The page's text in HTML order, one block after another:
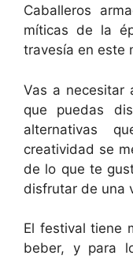
Caballeros
míticas de la
travesía en este
Vas a necesitar
que puedas
alternativas
creatividad se
de lo que te
disfrutar de una
El festival tiene
beber, y para